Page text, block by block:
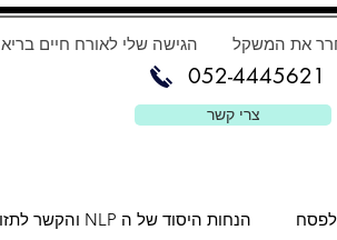
את המשקל הגישה שלי לאורח חיים בריא
052-4445621
צרי קשר
לפסח הנחות היסוד של ה NLP והקשר לתזונה